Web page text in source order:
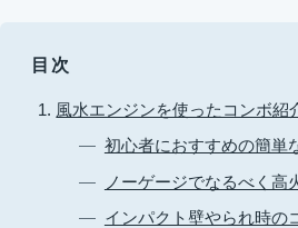
目次
風水エンジンを使ったコンボ紹
初心者におすすめの簡単
ノーゲージでなるべく高
インパクト壁やられ時の